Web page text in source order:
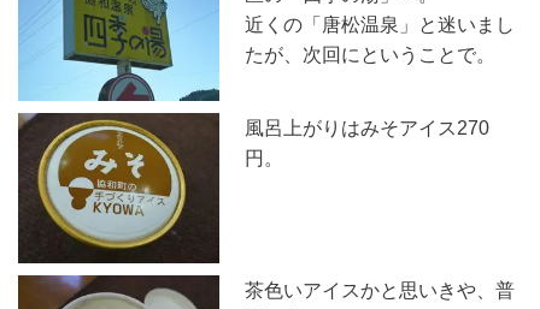
近くの「唐松温泉」と迷いまし
たが、次回にということで。
風呂上がりはみそアイス270
円。
茶色いアイスかと思いきや、普